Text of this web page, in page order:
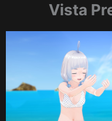
natural charisma:
carisma
no more coin toss
activarán
Vista